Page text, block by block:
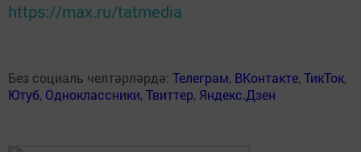
https://max.ru/tatmedia
Без социаль челтәрләрдә: Телеграм, ВКонтакте,ТикТок,
Ютуб, Одноклассники,Твиттер, Яндекс.Дзен